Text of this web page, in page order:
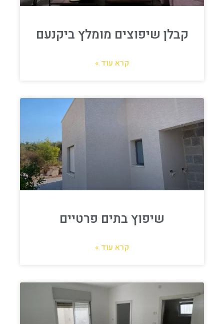
קבלן שיפוצים מומלץ ביקנעם
קרא עוד »
שיפוץ בתים פרטיים
קרא עוד »